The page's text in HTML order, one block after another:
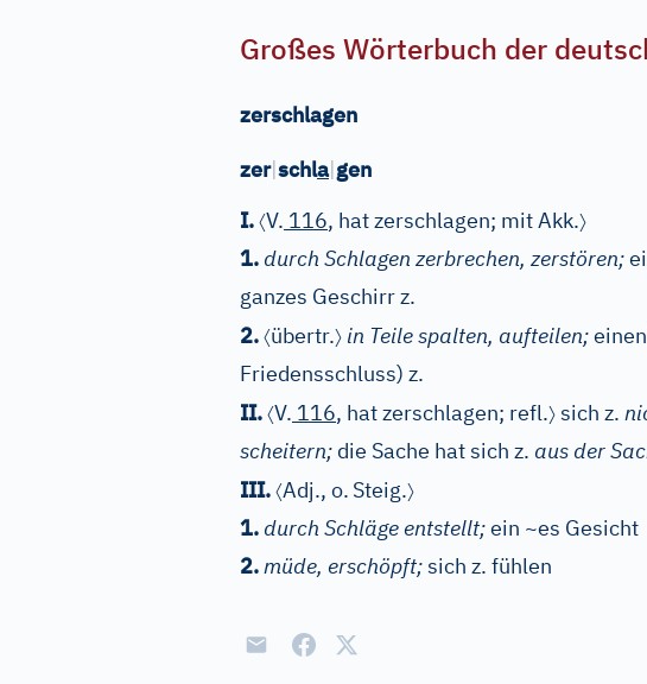
Großes Wörterbuch der
zerschlagen
zer|schla|gen
I.〈V. 116, hat zerschlagen; mit Akk.〉
1. durch Schlagen zerbrechen, zerstören;
ganzes Geschirr z.
2.〈übertr.〉 in Teile spalten, aufteilen;
Friedensschluss) z.
II.〈V. 116, hat zerschlagen; refl.〉sich z.
scheitern; die Sache hat sich z. aus der
III.〈Adj., o. Steig.〉
1. durch Schläge entstellt;ein ~es Gesicht
2.müde, erschöpft;sich z. fühlen